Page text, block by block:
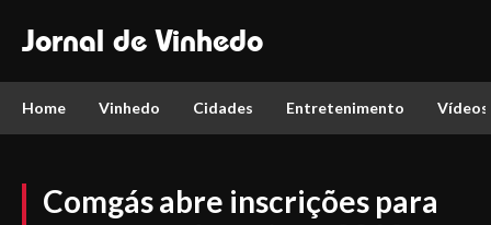
Jornal de Vinhedo
Home Vinhedo Cidades Entretenimento Vídeos
Comgás abre inscrições para